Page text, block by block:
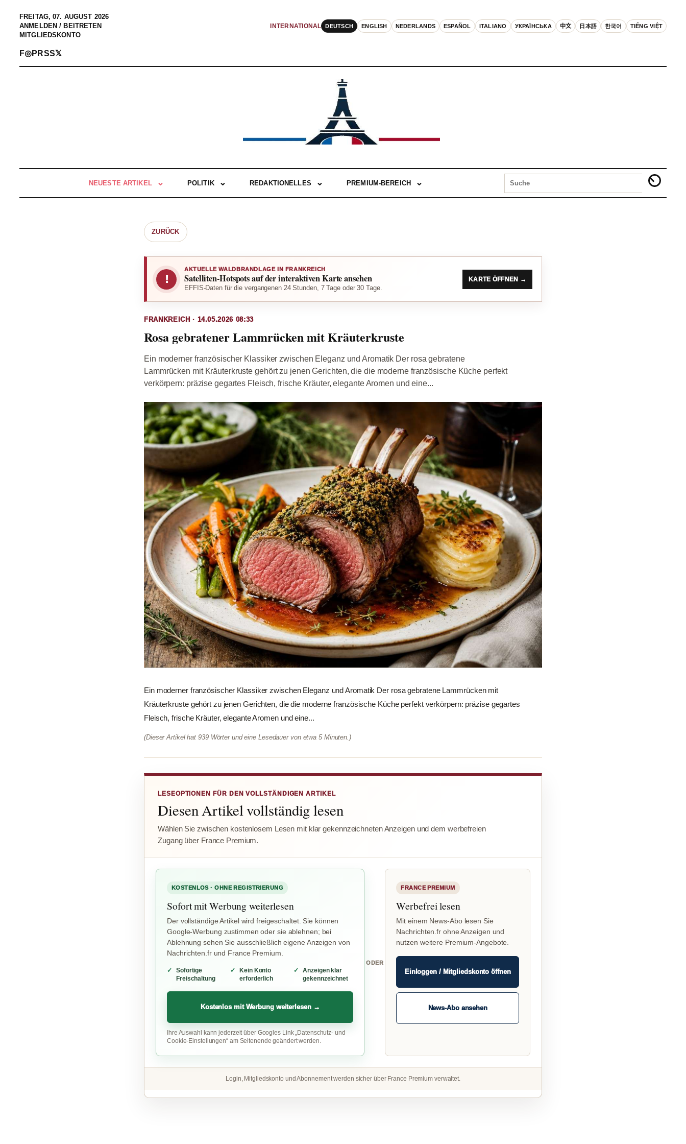
FREITAG, 07. AUGUST 2026
ANMELDEN / BEITRETEN
MITGLIEDSKONTO
INTERNATIONAL DEUTSCH ENGLISH NEDERLANDS ESPAÑOL ITALIANO УКРАЇНСЬКА 中文 日本語 한국어 TIẾNG VIỆT
F◎PRSS𝕏
NEUESTE ARTIKEL POLITIK REDAKTIONELLES PREMIUM-BEREICH
ZURÜCK
!
AKTUELLE WALDBRANDLAGE IN FRANKREICH
Satelliten-Hotspots auf der interaktiven Karte ansehen
EFFIS-Daten für die vergangenen 24 Stunden, 7 Tage oder 30 Tage.
KARTE ÖFFNEN →
FRANKREICH · 14.05.2026 08:33
Rosa gebratener Lammrücken mit Kräuterkruste
Ein moderner französischer Klassiker zwischen Eleganz und Aromatik Der rosa gebratene
Lammrücken mit Kräuterkruste gehört zu jenen Gerichten, die die moderne französische Küche perfekt
verkörpern: präzise gegartes Fleisch, frische Kräuter, elegante Aromen und eine...
Ein moderner französischer Klassiker zwischen Eleganz und Aromatik Der rosa gebratene Lammrücken mit
Kräuterkruste gehört zu jenen Gerichten, die die moderne französische Küche perfekt verkörpern: präzise gegartes
Fleisch, frische Kräuter, elegante Aromen und eine...
(Dieser Artikel hat 939 Wörter und eine Lesedauer von etwa 5 Minuten.)
LESEOPTIONEN FÜR DEN VOLLSTÄNDIGEN ARTIKEL
Diesen Artikel vollständig lesen
Wählen Sie zwischen kostenlosem Lesen mit klar gekennzeichneten Anzeigen und dem werbefreien
Zugang über France Premium.
KOSTENLOS · OHNE REGISTRIERUNG
Sofort mit Werbung weiterlesen
Der vollständige Artikel wird freigeschaltet. Sie können
Google-Werbung zustimmen oder sie ablehnen; bei
Ablehnung sehen Sie ausschließlich eigene Anzeigen von
Nachrichten.fr und France Premium.
Sofortige
Freischaltung
Kein Konto
erforderlich
Anzeigen klar
gekennzeichnet
Kostenlos mit Werbung weiterlesen →
Ihre Auswahl kann jederzeit über Googles Link „Datenschutz- und
Cookie-Einstellungen“ am Seitenende geändert werden.
ODER
FRANCE PREMIUM
Werbefrei lesen
Mit einem News-Abo lesen Sie
Nachrichten.fr ohne Anzeigen und
nutzen weitere Premium-Angebote.
Einloggen / Mitgliedskonto öffnen
News-Abo ansehen
Login, Mitgliedskonto und Abonnement werden sicher über France Premium verwaltet.